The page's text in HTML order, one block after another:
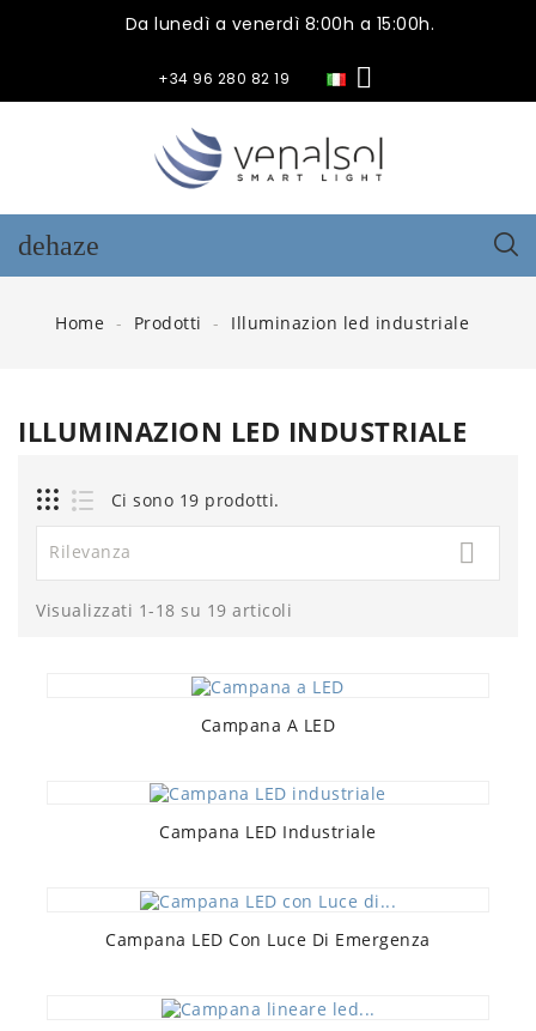
Da lunedì a venerdì 8:00h a 15:00h.
+34 96 280 82 19 
dehaze
Home Prodotti Illuminazion led industriale
ILLUMINAZION LED INDUSTRIALE
Ci sono 19 prodotti.
Rilevanza 
Visualizzati 1-18 su 19 articoli
Campana A LED
Campana LED Industriale
Campana LED Con Luce Di Emergenza